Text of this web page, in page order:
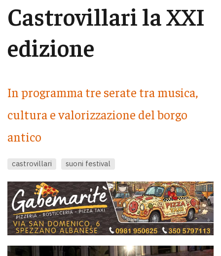
Castrovillari la XXI
edizione
In programma tre serate tra musica,
cultura e valorizzazione del borgo
antico
castrovillari suoni festival